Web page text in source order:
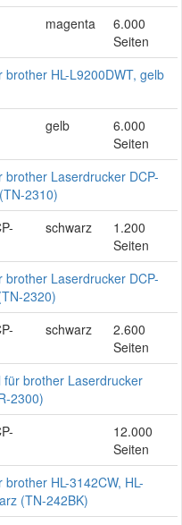
magenta
6.000
Seiten
HL-L9200DWT, gelb
gelb
6.000
Seiten
brother Laserdrucker DCP-
2310)
schwarz
1.200
Seiten
brother Laserdrucker DCP-
2320)
schwarz
2.600
Seiten
brother Laserdrucker
2300)
12.000
Seiten
HL-3142CW, HL-
(TN-242BK)